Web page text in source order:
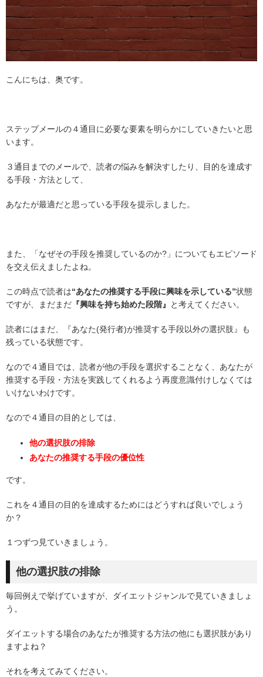
こんにちは、奥です。
ステップメールの４通目に必要な要素を明らかにしていきたいと思
います。
３通目までのメールで、読者の悩みを解決すしたり、目的を達成す
る手段・方法として、
あなたが最適だと思っている手段を提示しました。
また、「なぜその手段を推奨しているのか?」についてもエピソード
を交え伝えましたよね。
この時点で読者は“あなたの推奨する手段に興味を示している”状態
ですが、まだまだ 『興味を持ち始めた段階』 と考えてください。
読者にはまだ、『あなた(発行者)が推奨する手段以外の選択肢』も
残っている状態です。
なので４通目では、読者が他の手段を選択することなく、あなたが
推奨する手段・方法を実践してくれるよう再度意識付けしなくては
いけないわけです。
なので４通目の目的としては、
他の選択肢の排除
あなたの推奨する手段の優位性
です。
これを４通目の目的を達成するためにはどうすれば良いでしょう
か？
１つずつ見ていきましょう。
他の選択肢の排除
毎回例えで挙げていますが、ダイエットジャンルで見ていきましょ
う。
ダイエットする場合のあなたが推奨する方法の他にも選択肢があり
ますよね？
それを考えてみてください。